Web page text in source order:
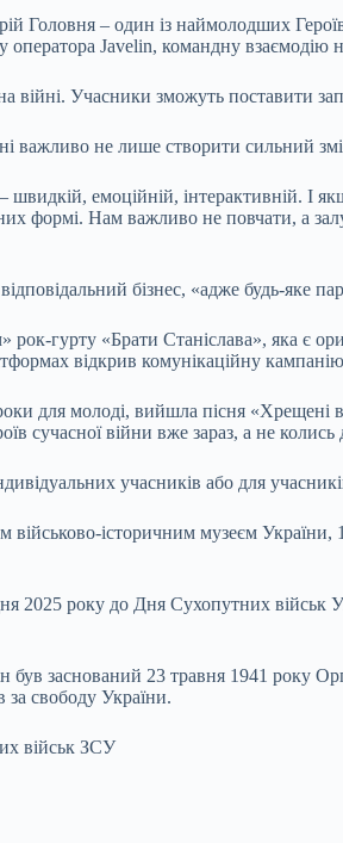
Головня – один із наймолодших
Javelin, командну взаємодію
Учасники зможуть поставити
не лише створити сильний
емоційній, інтерактивній. І
формі. Нам важливо не повчати, а
бізнес, «адже будь-яке
гурту «Брати Станіслава», яка є
відкрив комунікаційну
для молоді, вийшла пісня
війни вже зараз, а не колись
учасників або для
військово-історичним музеєм
2025 року до Дня Сухопутних військ
був заснований 23 травня 1941 року
свободу України.
військ ЗСУ